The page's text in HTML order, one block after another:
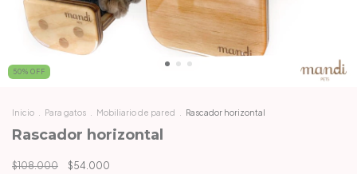
50% OFF
Inicio Para gatos Mobiliario de pared Rascador horizontal
Rascador horizontal
$108.000 $54.000